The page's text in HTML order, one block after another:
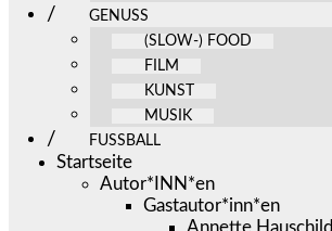
GENUSS
(SLOW-) FOOD
FILM
KUNST
MUSIK
FUSSBALL
Startseite
Autor*INN*en
Gastautor*inn*en
Annette Hauschild